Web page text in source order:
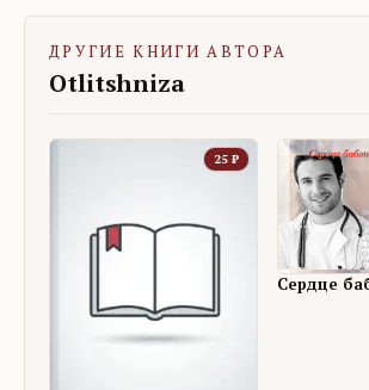
ДРУГИЕ КНИГИ АВТОРА
Otlitshniza
25 ₽
Сердце